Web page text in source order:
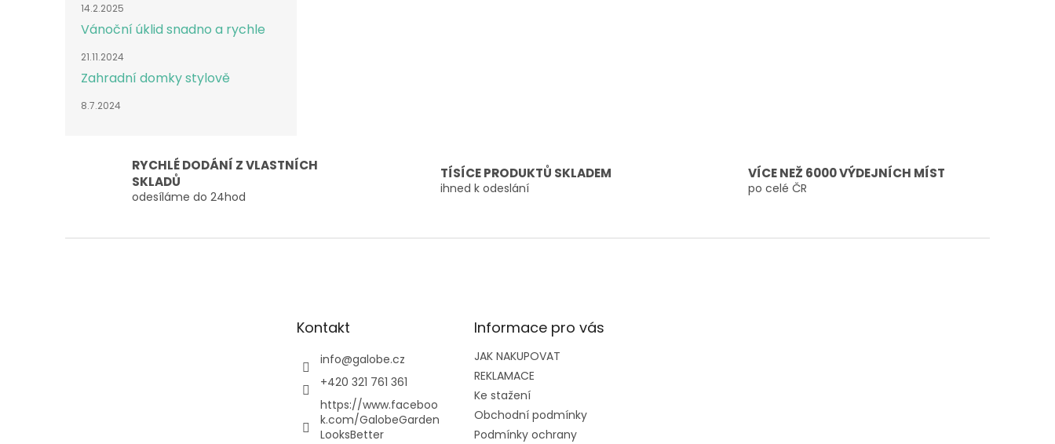
14.2.2025
Vánoční úklid snadno a rychle
21.11.2024
Zahradní domky stylově
8.7.2024
RYCHLÉ DODÁNÍ Z VLASTNÍCH
SKLADŮ
odesíláme do 24hod
TÍSÍCE PRODUKTŮ SKLADEM
ihned k odeslání
VÍCE NEŽ 6000 VÝDEJNÍCH MÍST
po celé ČR
Kontakt
info@galobe.cz
+420 321 761 361
https://www.faceboo
k.com/GalobeGarden
LooksBetter
Informace pro vás
JAK NAKUPOVAT
REKLAMACE
Ke stažení
Obchodní podmínky
Podmínky ochrany